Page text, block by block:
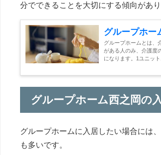
分でできることを大切にする傾向があ
グループホー
グループホームとは、
がある人のみ、介護度
になります。1ユニット
グループホーム西之岡の
グループホームに入居したい場合には
も多いです。